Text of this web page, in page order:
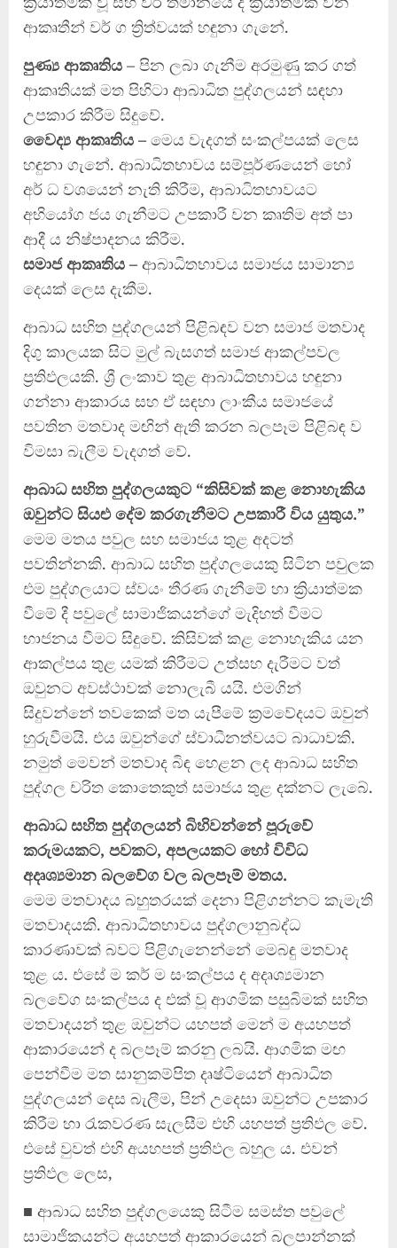
ආකෘතීන් වර් ග ත්‍රිත්වයක් හඳුනා ගැනේ.
පුණ්‍ය ආකෘතිය – පින ලබා ගැනීම අරමුණු කර ගත්
ආකෘතියක් මත පිහිටා ආබාධිත පුද්ගලයන් සඳහා
උපකාර කිරීම සිදුවේ.
වෛද්‍ය ආකෘතිය – මෙය වැදගත් සංකල්පයක් ලෙස
හඳුනා ගැනේ. ආබාධිතභාවය සම්පූර්ණයෙන් හෝ
අර් ධ වශයෙන් නැති කිරීම, ආබාධිතභාවයට
අභියෝග ජය ගැනීමට උපකාරී වන කෘතිම අත් පා
ආදී ය නිෂ්පාදනය කිරීම.
සමාජ ආකෘතිය – ආබාධිතභාවය සමාජය සාමාන්‍ය
දෙයක් ලෙස දැකීම.
ආබාධ සහිත පුද්ගලයන් පිළිබඳව වන සමාජ මතවාද
දිගු කාලයක සිට මුල් බැසගත් සමාජ ආකල්පවල
ප්‍රතිඵලයකි. ශ්‍රී ලංකාව තුළ ආබාධිතභාවය හඳුනා
ගන්නා ආකාරය සහ ඒ සඳහා ලාංකීය සමාජයේ
පවතින මතවාද මඟින් ඇති කරන බලපෑම පිළිබඳ ව
විමසා බැලීම වැදගත් වේ.
ආබාධ සහිත පුද්ගලයකුට “කිසිවක් කළ නොහැකිය
ඔවුන්ට සියළු දේම කරගැනීමට උපකාරී විය යුතුය.”
මෙම මතය පවුල සහ සමාජය තුළ අදටත්
පවතින්නකි. ආබාධ සහිත පුද්ගලයෙකු සිටින පවුලක
එම පුද්ගලයාට ස්වයං තීරණ ගැනීමේ හා ක්‍රියාත්මක
වීමේ දී පවුලේ සාමාජිකයන්ගේ මැදිහත් වීමට
භාජනය වීමට සිදුවේ. කිසිවක් කළ නොහැකිය යන
ආකල්පය තුළ යමක් කිරීමට උත්සහ දැරීමට වත්
ඔවුනට අවස්ථාවක් නොලැබී යයි. එමගින්
සිදුවන්නේ තවකෙක් මත යැපීමේ ක්‍රමවේදයට ඔවුන්
හුරුවීමයි. එය ඔවුන්ගේ ස්වාධීනත්වයට බාධාවකි.
නමුත් මෙවන් මතවාද බිඳ හෙළන ලද ආබාධ සහිත
පුද්ගල චරිත කොතෙකුත් සමාජය තුළ දක්නට ලැබේ.
ආබාධ සහිත පුද්ගලයන් බිහිවන්නේ පූරුවේ
කරුමයකට, පවකට, අපලයකට හෝ විවිධ
අදෘශ්‍යමාන බලවේග වල බලපෑම් මතය.
මෙම මතවාදය බහුතරයක් දෙනා පිළිගන්නට කැමැති
මතවාදයකි. ආබාධිතභාවය පුද්ගලානුබද්ධ
කාරණාවක් බවට පිළිගැනෙන්නේ මෙබඳු මතවාද
තුළ ය. එසේ ම කර් ම සංකල්පය ද අදෘශ්‍යමාන
බලවේග සංකල්පය ද එක් වූ ආගමික පසුබිමක් සහිත
මතවාදයන් තුළ ඔවුන්ට යහපත් මෙන් ම අයහපත්
ආකාරයෙන් ද බලපෑම් කරනු ලබයි. ආගමික මඟ
පෙන්වීම මත සානුකම්පිත දෘෂ්ටියෙන් ආබාධිත
පුද්ගලයන් දෙස බැලීම, පින් උදෙසා ඔවුන්ට උපකාර
කිරීම හා රැකවරණ සැලසීම එහි යහපත් ප්‍රතිඵල වේ.
එසේ වුවත් එහි අයහපත් ප්‍රතිඵල බහුල ය. එවන්
ප්‍රතිඵල ලෙස,
■ ආබාධ සහිත පුද්ගලයෙකු සිටීම සමස්ත පවුලේ
සාමාජිකයන්ට අයහපත් ආකාරයෙන් බලපාන්නක්